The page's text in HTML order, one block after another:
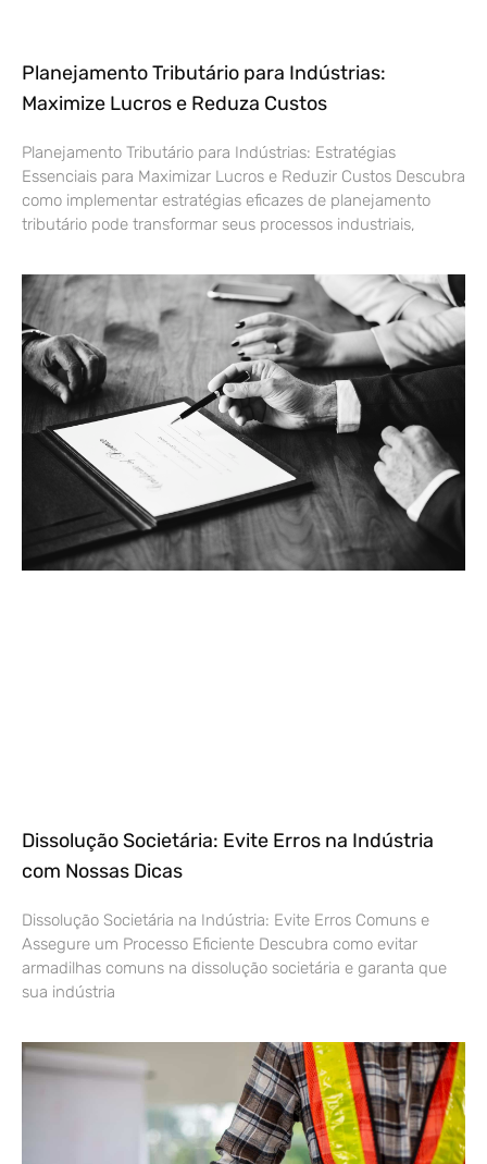
Planejamento Tributário para Indústrias:
Maximize Lucros e Reduza Custos
Planejamento Tributário para Indústrias: Estratégias
Essenciais para Maximizar Lucros e Reduzir Custos Descubra
como implementar estratégias eficazes de planejamento
tributário pode transformar seus processos industriais,
Dissolução Societária: Evite Erros na Indústria
com Nossas Dicas
Dissolução Societária na Indústria: Evite Erros Comuns e
Assegure um Processo Eficiente Descubra como evitar
armadilhas comuns na dissolução societária e garanta que
sua indústria